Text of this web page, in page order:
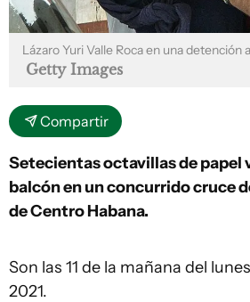
Lázaro Yuri Valle Roca en una detención
Getty Images
Compartir
Setecientas octavillas de papel
balcón en un concurrido cruce
de Centro Habana.
Son las 11 de la mañana del
2021.